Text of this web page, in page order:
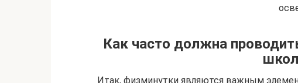
Как часто должна
Итак, физминутки являются важным